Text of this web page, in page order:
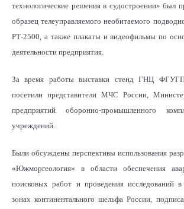
технологические решения в судостроении» был
образец телеуправляемого необитаемого
РТ-2500, а также плакаты и видеофильмы по
деятельности предприятия.
За время работы выставки стенд ГНЦ
посетили представители МЧС России,
предприятий оборонно-промышленного
учреждений.
Были обсуждены перспективы использования
«Южморгеология» в области обеспечения
поисковых работ и проведения исследований
зонах континентального шельфа России,